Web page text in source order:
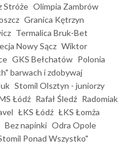
Stróże Olimpia Zambrów
Granica Kętrzyn
Termalica Bruk-Bet
Nowy Sącz Wiktor
GKS Bełchatów Polonia
barwach i zdobywaj
Stomil Olsztyn - juniorzy
Łódź Rafał Śledź Radomiak
ŁKS Łódź ŁKS Łomża
Bez napinki Odra Opole
Ponad Wszystko"